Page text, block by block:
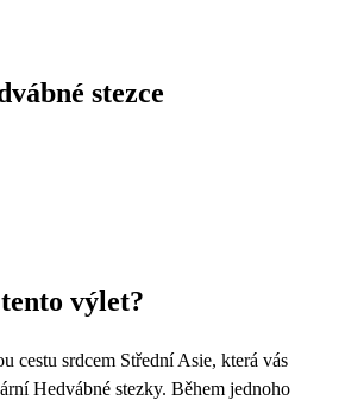
stezce
výlet?
cestu srdcem Střední Asie, která vás
Hedvábné stezky. Během jednoho